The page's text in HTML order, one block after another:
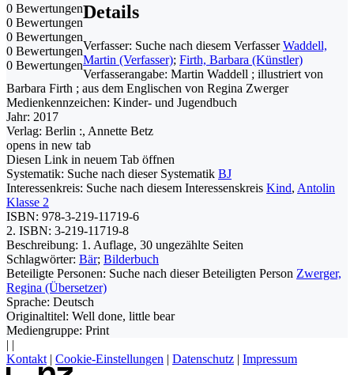
0 Bewertungen
0 Bewertungen
0 Bewertungen
0 Bewertungen
0 Bewertungen
Details
Verfasser: Suche nach diesem Verfasser Waddell,
Martin (Verfasser); Firth, Barbara (Künstler)
Verfasserangabe: Martin Waddell ; illustriert von
Barbara Firth ; aus dem Englischen von Regina Zwerger
Medienkennzeichen: Kinder- und Jugendbuch
Jahr: 2017
Verlag: Berlin :, Annette Betz
opens in new tab
Diesen Link in neuem Tab öffnen
Systematik: Suche nach dieser Systematik BJ
Interessenkreis: Suche nach diesem Interessenskreis Kind, Antolin
Klasse 2
ISBN: 978-3-219-11719-6
2. ISBN: 3-219-11719-8
Beschreibung: 1. Auflage, 30 ungezählte Seiten
Schlagwörter: Bär; Bilderbuch
Beteiligte Personen: Suche nach dieser Beteiligten Person Zwerger,
Regina (Übersetzer)
Sprache: Deutsch
Originaltitel: Well done, little bear
Mediengruppe: Print
| |
Kontakt | Cookie-Einstellungen | Datenschutz | Impressum